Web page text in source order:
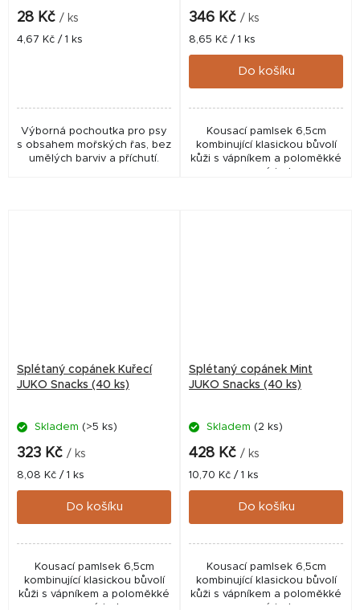
28 Kč / ks
Měrná
4,67 Kč / 1 ks
Výborná pochoutka pro psy
s obsahem mořských řas, bez
umělých barviv a příchutí.
346 Kč / ks
Měrná
cena:
8,65 Kč / 1 ks
Do košíku
Kousací pamlsek 6,5cm
kombinující klasickou bůvolí
kůži s vápníkem a poloměkké
Splétaný copánek Kuřecí
JUKO Snacks (40 ks)
Skladem (>5 ks)
323 Kč / ks
Měrná
cena:
8,08 Kč / 1 ks
Do košíku
Kousací pamlsek 6,5cm
kombinující klasickou bůvolí
kůži s vápníkem a poloměkké
masové jerky.
Splétaný copánek Mint
JUKO Snacks (40 ks)
Skladem (2 ks)
428 Kč / ks
Měrná
cena:
10,70 Kč / 1 ks
Do košíku
Kousací pamlsek 6,5cm
kombinující klasickou bůvolí
kůži s vápníkem a poloměkké
masové jerky.